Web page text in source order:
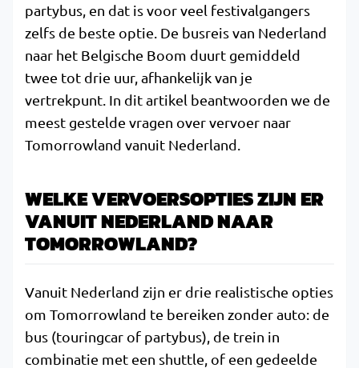
partybus, en dat is voor veel festivalgangers
zelfs de beste optie. De busreis van Nederland
naar het Belgische Boom duurt gemiddeld
twee tot drie uur, afhankelijk van je
vertrekpunt. In dit artikel beantwoorden we de
meest gestelde vragen over vervoer naar
Tomorrowland vanuit Nederland.
WELKE VERVOERSOPTIES ZIJN ER
VANUIT NEDERLAND NAAR
TOMORROWLAND?
Vanuit Nederland zijn er drie realistische opties
om Tomorrowland te bereiken zonder auto: de
bus (touringcar of partybus), de trein in
combinatie met een shuttle, of een gedeelde